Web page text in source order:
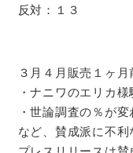
反対：１３
３月４月販売１ヶ月
・ナニワのエリカ様
・世論調査の％が
など、賛成派に不